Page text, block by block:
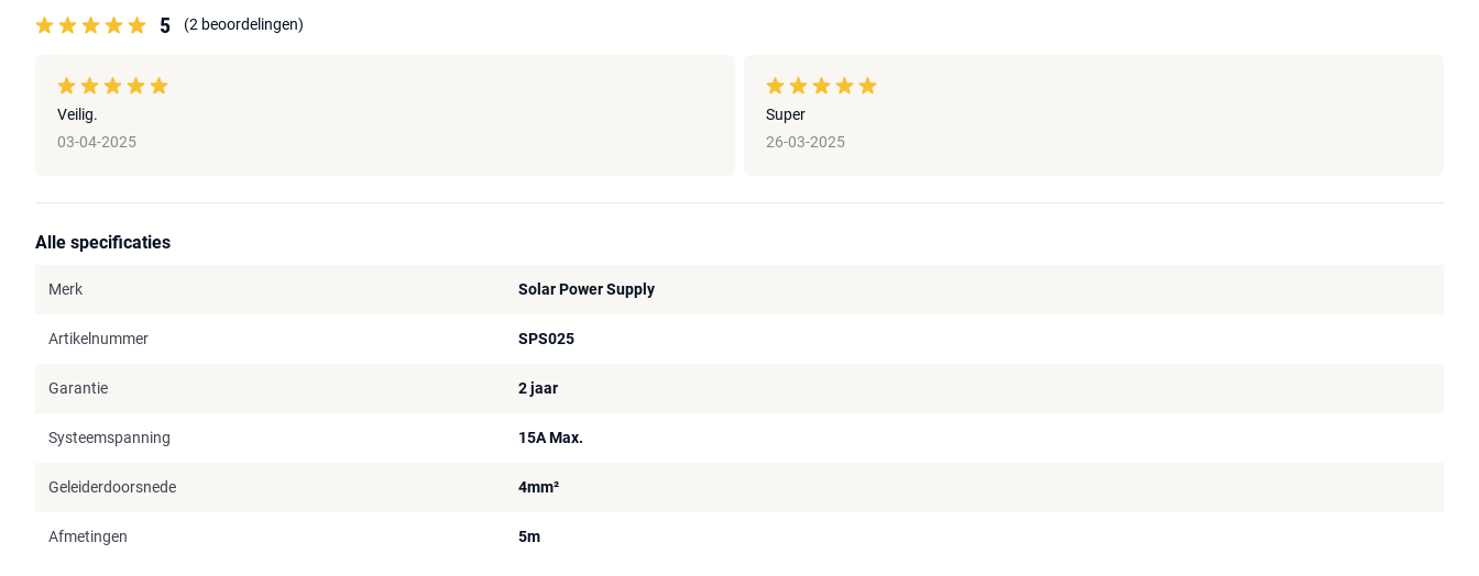
5 (2 beoordelingen)
Veilig.
03-04-2025
Super
26-03-2025
Alle specificaties
Merk Solar Power Supply
Artikelnummer SPS025
Garantie 2 jaar
Systeemspanning 15A Max.
Geleiderdoorsnede 4mm²
Afmetingen 5m